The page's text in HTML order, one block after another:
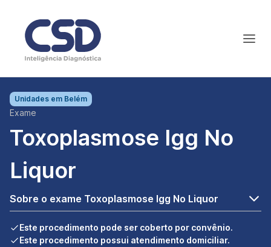
Unidades em Belém
Exame
Toxoplasmose Igg No
Liquor
Sobre o exame Toxoplasmose Igg No Liquor
Este procedimento pode ser coberto por convênio.
Este procedimento possui atendimento domiciliar.